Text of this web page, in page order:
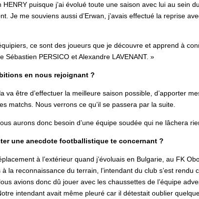
puisque j’ai évolué toute une saison avec lui au sein
Je me souviens aussi d’Erwan, j’avais effectué la reprise
ce sont des joueurs que je découvre et apprend à
Sébastien PERSICO et Alexandre LAVENANT. »
en nous rejoignant ?
va être d’effectuer la meilleure saison possible, d’apporter
matchs. Nous verrons ce qu’il se passera par la suite.
aurons donc besoin d’une équipe soudée qui ne lâchera
une anecdote footballistique te concernant ?
à l’extérieur quand j’évoluais en Bulgarie, au FK
la reconnaissance du terrain, l’intendant du club s’est rendu
avions donc dû jouer avec les chaussettes de l’équipe
intendant avait même pleuré car il détestait oublier